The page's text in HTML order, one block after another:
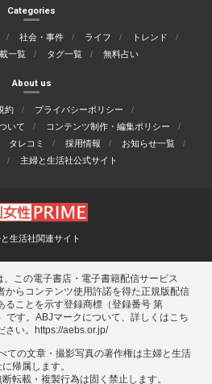
Categories
社会・事件 ライフ
トレンド
一覧 タグ一覧 無料占い
About us
約
プライバシーポリシー
いて
コンテンツ制作・編集ポリシー
タレコミ 採用情報
お知らせ一覧
主婦と生活社公式サイト
生活社関連サイト
、この電子書店・電子書籍配信サービス
からコンテンツ使用許諾を得た正規版配信
ることを示す登録商標（登録番号 第
です。ABJマークについて、詳しくはこち
さい。
https://aebs.or.jp/
ての⽂章・撮影写真の著作権は主婦と⽣活
に帰属します。
転載・複製⾏為は固く禁⽌します。